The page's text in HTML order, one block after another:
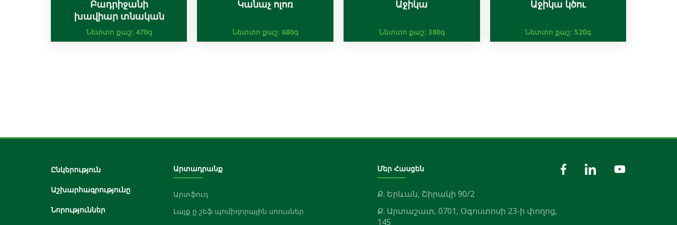
Բադրիջանի
խավիար տնական
Նետտո քաշ: 470գ
Կանաչ ոլոռ
Նետտո քաշ: 680գ
Աջիկա
Նետտո քաշ: 380գ
Աջիկա կծու
Նետտո քաշ:520գ
Ընկերություն
Աշխարհագրությունը
Նորություններ
Արտադրանք
Արտֆուդ
Լայք ը շեֆ պոմիդորային սոուսներ
Մեր Հասցեն
Ք. Երևան, Շիրակի 90/2
Ք. Արտաշատ, 0701, Օգոստոսի 23-ի փողոց,
145